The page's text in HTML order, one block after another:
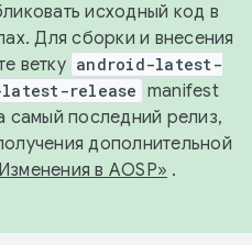
исходный код в
Для сборки и внесения
ветку android-latest-
release manifest
самый последний релиз,
дополнительной
в AOSP» .